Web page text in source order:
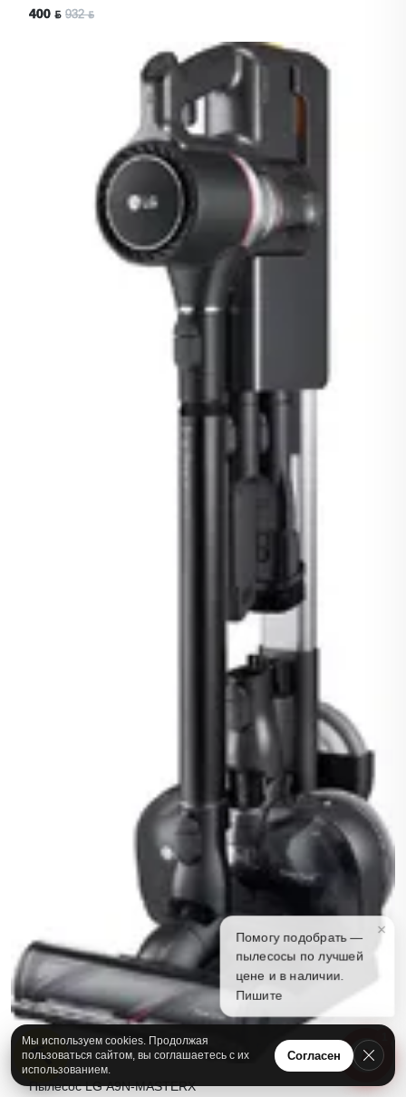
400 ƃ 932 ƃ
Пылесос LG A9N-MASTERX
Мы используем cookies. Продолжая
пользоваться сайтом, вы соглашаетесь с их
использованием.
Согласен
Помогу подобрать —
пылесосы по лучшей
цене и в наличии.
Пишите
×
А